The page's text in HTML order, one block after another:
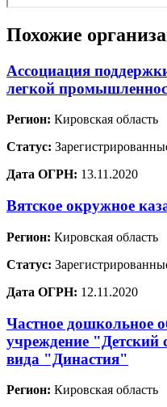
Похожие
Ассоциация
легкой
Регион: Кировская область
Статус:
Дата ОГРН: 13.11.2020
Вятское окружное
Регион: Кировская область
Статус:
Дата ОГРН: 12.11.2020
Частное дошкольное
учреждение "Детский
вида "Династия"
Регион: Кировская область